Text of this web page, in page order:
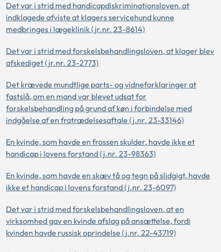
Det var i strid med handicapdiskriminationsloven, at
indklagede afviste at klagers servicehund kunne
medbringes i lægeklinik (jr.nr. 23-8614)
Det var i strid med forskelsbehandlingsloven, at klager blev
afskediget (jr.nr. 23-2773)
Det krævede mundtlige parts- og vidneforklaringer at
fastslå, om en mand var blevet udsat for
forskelsbehandling på grund af køn i forbindelse med
indgåelse af en fratrædelsesaftale (j.nr. 23-33146)
En kvinde, som havde en frossen skulder, havde ikke et
handicap i lovens forstand (j.nr. 23-98363)
En kvinde, som havde en skæv tå og tegn på slidgigt, havde
ikke et handicap i lovens forstand (j.nr. 23-6097)
Det var i strid med forskelsbehandlingsloven, at en
virksomhed gav en kvinde afslag på ansættelse, fordi
kvinden havde russisk oprindelse (j.nr. 22-43719)